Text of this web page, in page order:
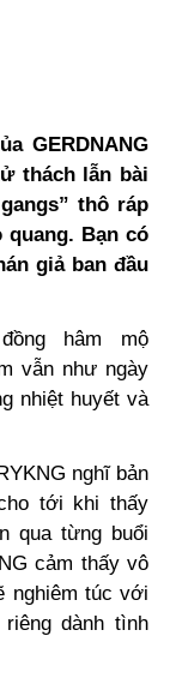
GERDNANG
thách lẫn bài
thô ráp
Bạn có
giả ban đầu
hâm mộ
vẫn như ngày
nhiệt huyết và
nghĩ bản
tới khi thấy
qua từng buổi
cảm thấy vô
nghiêm túc với
dành tình